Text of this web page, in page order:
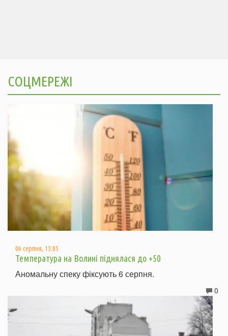
СОЦМЕРЕЖІ
06 серпня, 15:05
Температура на Волині піднялася до +50
Аномальну спеку фіксують 6 серпня.
0